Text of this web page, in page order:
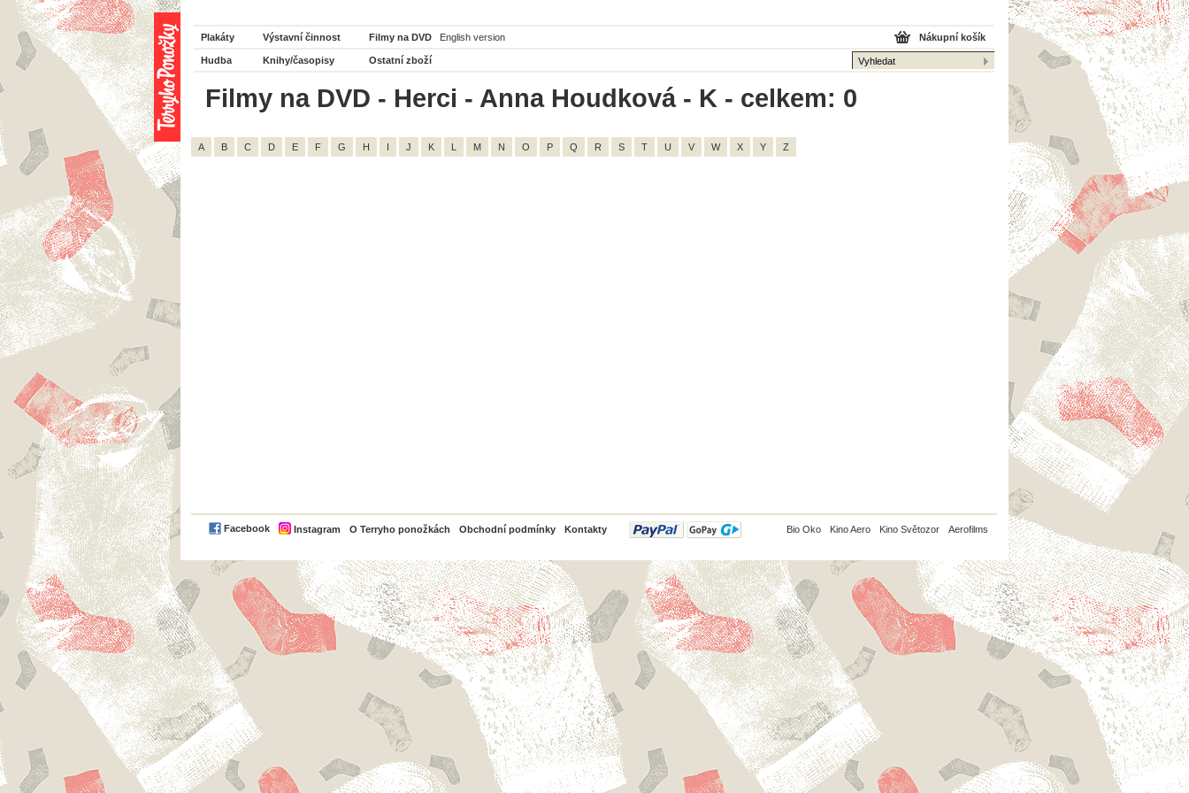
Plakáty Výstavní činnost Filmy na DVD English version
Hudba Knihy/časopisy Ostatní zboží
Nákupní košík
Filmy na DVD - Herci - Anna Houdková - K - celkem: 0
A B C D E F G H I J K L M N O P Q R S T U V W X Y Z
Facebook Instagram O Terryho ponožkách Obchodní podmínky Kontakty
PayPal Bio Oko Kino Aero Kino Světozor Aerofilms